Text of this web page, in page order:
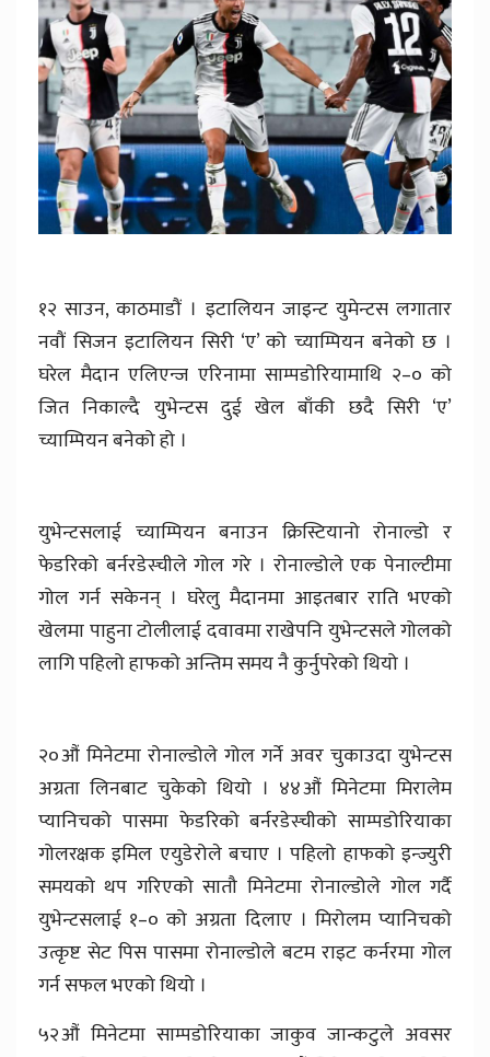
१२ साउन, काठमाडौं । इटालियन जाइन्ट युमेन्टस लगातार
नवौं सिजन इटालियन सिरी ‘ए’ को च्याम्पियन बनेको छ ।
घरेल मैदान एलिएन्ज एरिनामा साम्पडोरियामाथि २–० को
जित निकाल्दै युभेन्टस दुई खेल बाँकी छदै सिरी ‘ए’
च्याम्पियन बनेको हो ।
युभेन्टसलाई च्याम्पियन बनाउन क्रिस्टियानो रोनाल्डो र
फेडरिको बर्नरडेस्चीले गोल गरे । रोनाल्डोले एक पेनाल्टीमा
गोल गर्न सकेनन् । घरेलु मैदानमा आइतबार राति भएको
खेलमा पाहुना टोलीलाई दवावमा राखेपनि युभेन्टसले गोलको
लागि पहिलो हाफको अन्तिम समय नै कुर्नुपरेको थियो ।
२०औं मिनेटमा रोनाल्डोले गोल गर्ने अवर चुकाउदा युभेन्टस
अग्रता लिनबाट चुकेको थियो । ४४औं मिनेटमा मिरालेम
प्यानिचको पासमा फेडरिको बर्नरडेस्चीको साम्पडोरियाका
गोलरक्षक इमिल एयुडेरोले बचाए । पहिलो हाफको इन्ज्युरी
समयको थप गरिएको सातौ मिनेटमा रोनाल्डोले गोल गर्दै
युभेन्टसलाई १–० को अग्रता दिलाए । मिरोलम प्यानिचको
उत्कृष्ट सेट पिस पासमा रोनाल्डोले बटम राइट कर्नरमा गोल
गर्न सफल भएको थियो ।
५२औं मिनेटमा साम्पडोरियाका जाकुव जान्कटुले अवसर